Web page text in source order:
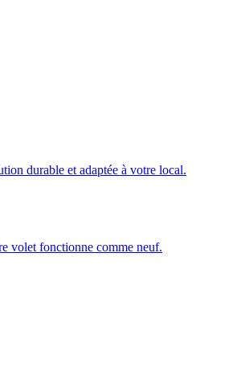
durable et adaptée à votre local.
volet fonctionne comme neuf.